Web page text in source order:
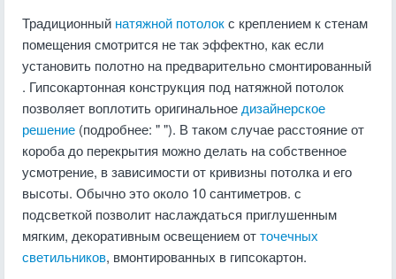
Традиционный натяжной потолокс креплением к стенам
помещения смотрится не так эффектно, как если
установить полотно на предварительно смонтированный
. Гипсокартонная конструкция под натяжной потолок
позволяет воплотить оригинальное дизайнерское
решение (подробнее: " "). В таком случае расстояние от
короба до перекрытия можно делать на собственное
усмотрение, в зависимости от кривизны потолка и его
высоты. Обычно это около 10 сантиметров. с
подсветкой позволит наслаждаться приглушенным
мягким, декоративным освещением отточечных
светильников, вмонтированных в гипсокартон.